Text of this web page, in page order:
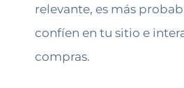
relevante, es más
confíen en tu sitio e
compras.